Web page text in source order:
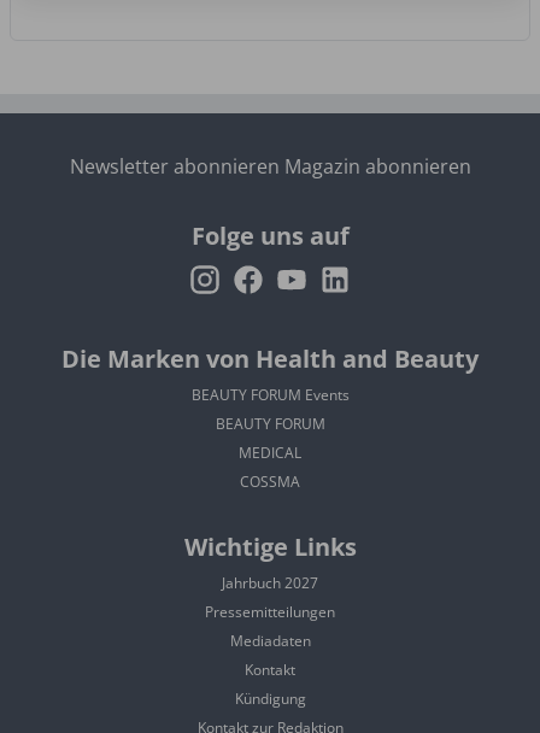
Newsletter abonnieren Magazin abonnieren
Folge uns auf
Die Marken von Health and Beauty
BEAUTY FORUM Events
BEAUTY FORUM
MEDICAL
COSSMA
Wichtige Links
Jahrbuch 2027
Pressemitteilungen
Mediadaten
Kontakt
Kündigung
Kontakt zur Redaktion